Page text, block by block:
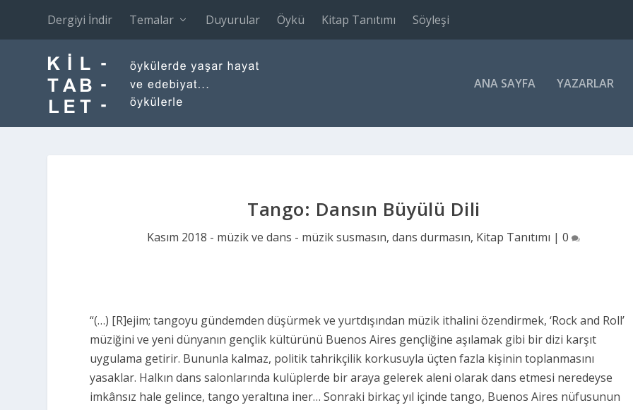
Dergiyi İndir Temalar Duyurular Öykü Kitap Tanıtımı Söyleşi
ANA SAYFA YAZARLAR
Tango: Dansın Büyülü Dili
Kasım 2018 - müzik ve dans - müzik susmasın, dans durmasın, Kitap Tanıtımı |0
“(…) [R]ejim; tangoyu gündemden düşürmek ve yurtdışından müzik ithalini özendirmek, ‘Rock and Roll’
müziğini ve yeni dünyanın gençlik kültürünü Buenos Aires gençliğine aşılamak gibi bir dizi karşıt
uygulama getirir. Bununla kalmaz, politik tahrikçilik korkusuyla üçten fazla kişinin toplanmasını
yasaklar. Halkın dans salonlarında kulüplerde bir araya gelerek aleni olarak dans etmesi neredeyse
imkânsız hale gelince, tango yeraltına iner… Sonraki birkaç yıl içinde tango, Buenos Aires nüfusunun